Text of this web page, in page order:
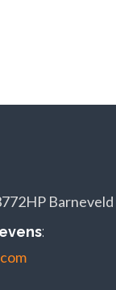
Barneveld
: